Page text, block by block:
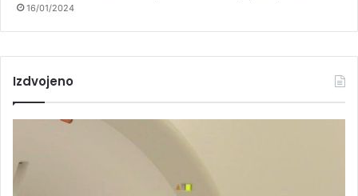
16/01/2024
Izdvojeno